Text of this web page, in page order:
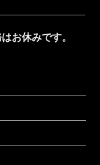
お休みです。